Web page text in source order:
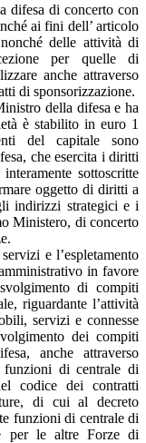
difesa di concerto con
ai fini dell’ articolo
delle attività di
per quelle di
anche attraverso
di sponsorizzazione.
della difesa e ha
è stabilito in euro 1
del capitale sono
che esercita i diritti
sottoscritte
oggetto di diritti a
indirizzi strategici e i
Ministero, di concerto
e l’espletamento
in favore
di compiti
riguardante l’attività
servizi e connesse
dei compiti
anche attraverso
funzioni di centrale di
codice dei contratti
di cui al decreto
funzioni di centrale di
per le altre Forze di